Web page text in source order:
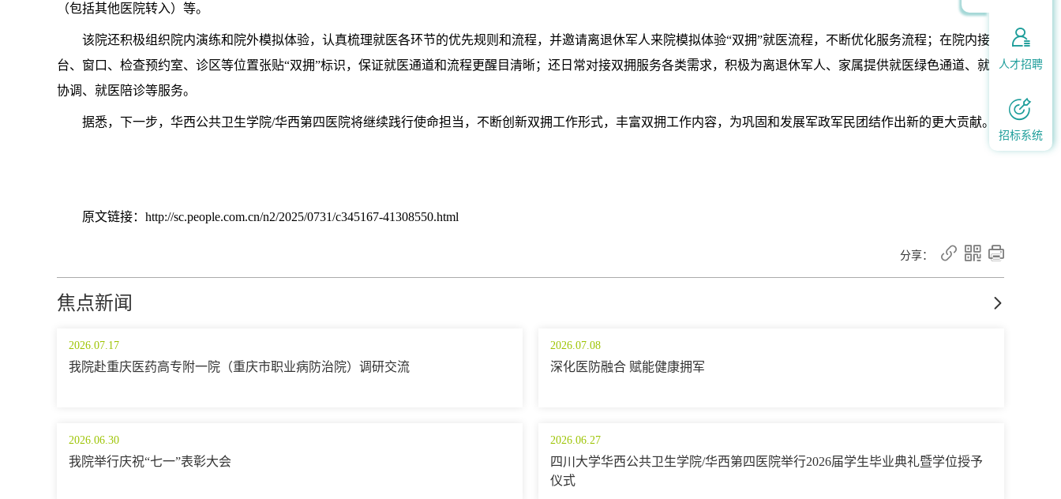
（包括其他医院转入）等。
该院还积极组织院内演练和院外模拟体验，认真梳理就医各环节的优先规则和流程，并邀请离退休军人来院模拟体验“双拥”就医流程，不断优化服务流程；在院内接诊
台、窗口、检查预约室、诊区等位置张贴“双拥”标识，保证就医通道和流程更醒目清晰；还日常对接双拥服务各类需求，积极为离退休军人、家属提供就医绿色通道、就医
协调、就医陪诊等服务。
据悉，下一步，华西公共卫生学院/华西第四医院将继续践行使命担当，不断创新双拥工作形式，丰富双拥工作内容，为巩固和发展军政军民团结作出新的更大贡献。
原文链接：http://sc.people.com.cn/n2/2025/0731/c345167-41308550.html
分享：   
焦点新闻 
2026.07.17
我院赴重庆医药高专附一院（重庆市职业病防治院）调研交流
2026.07.08
深化医防融合 赋能健康拥军
2026.06.30
我院举行庆祝“七一”表彰大会
2026.06.27
四川大学华西公共卫生学院/华西第四医院举行2026届学生毕业典礼暨学位授予
仪式

人才招聘

招标系统